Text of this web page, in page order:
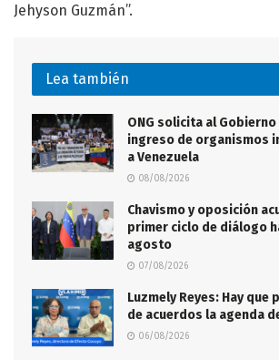
Jehyson Guzmán”.
Lea también
ONG solicita al
ingreso de organismos
a Venezuela
08/08/2026
Chavismo y oposición
primer ciclo de diálogo
agosto
07/08/2026
Luzmely Reyes: Hay que
de acuerdos la agenda
06/08/2026